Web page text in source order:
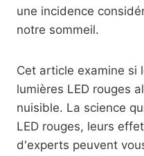
une incidence
notre sommeil.
Cet article examine si
lumières LED rouges
nuisible. La science
LED rouges, leurs
d'experts peuvent